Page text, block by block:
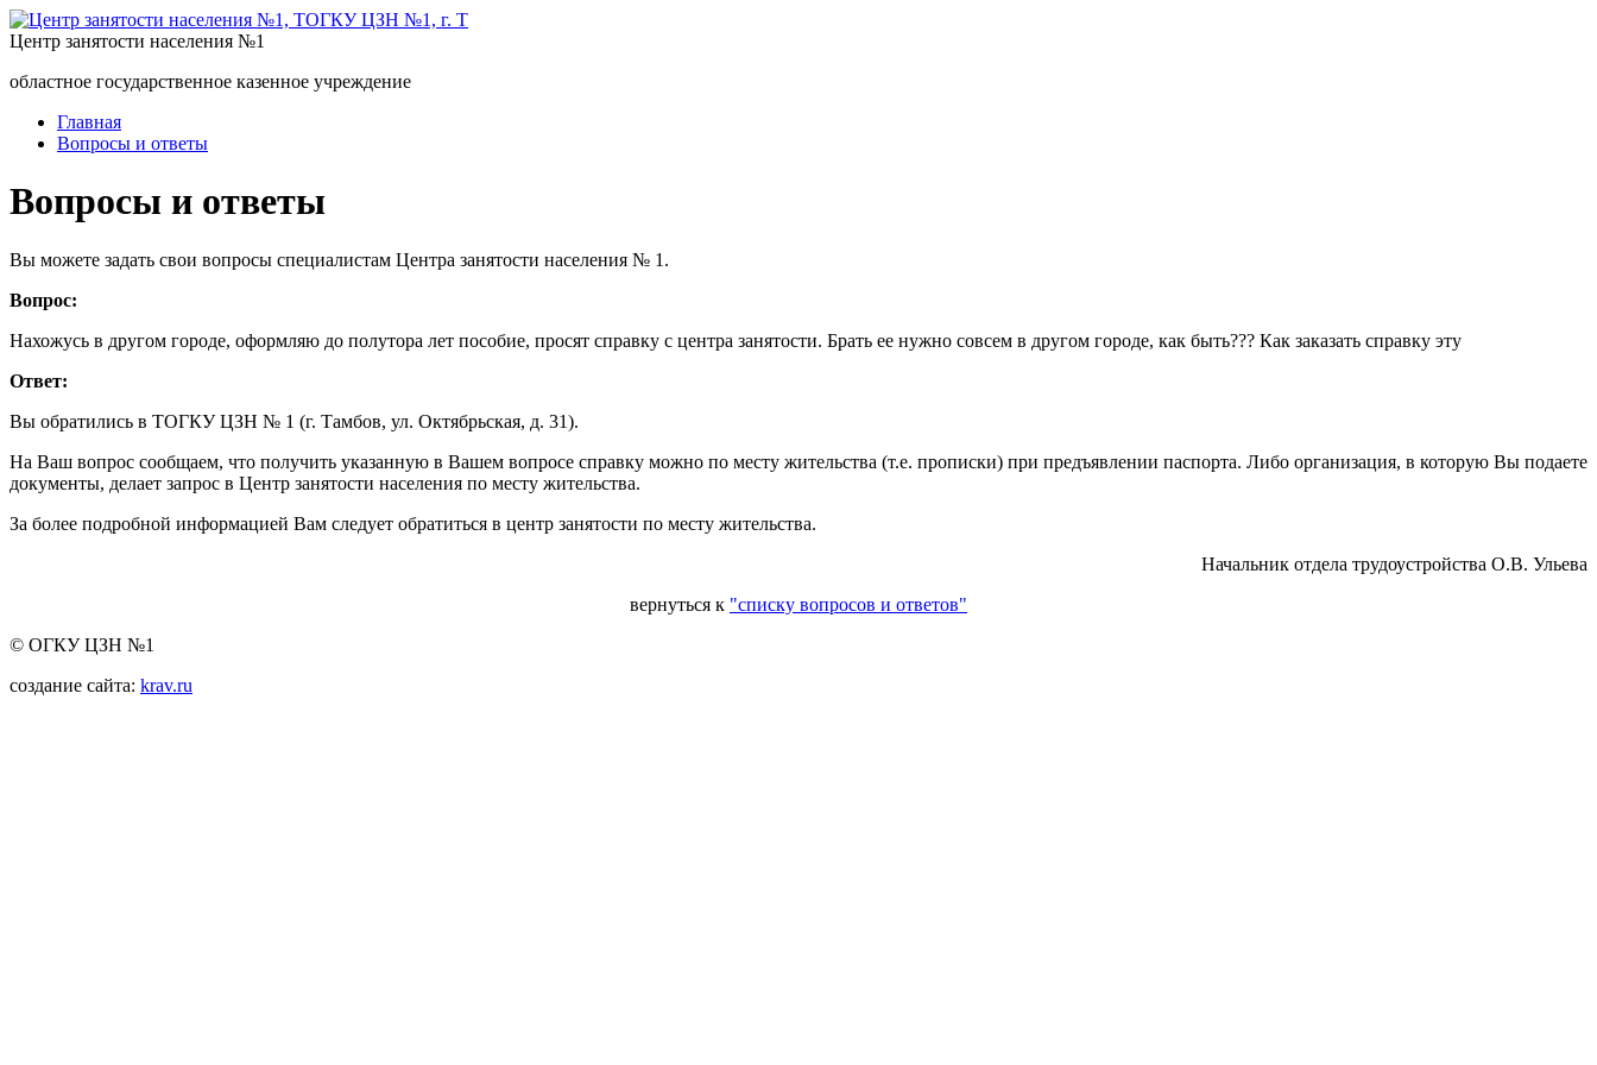
Центр занятости населения №1
областное государственное казенное учреждение
Главная
Вопросы и ответы
Вопросы и ответы
Вы можете задать свои вопросы специалистам Центра занятости населения № 1.
Вопрос:
Нахожусь в другом городе, оформляю до полутора лет пособие, просят справку с центра занятости. Брать ее нужно совсем в другом городе, как быть??? Как заказать справку эту
Ответ:
Вы обратились в ТОГКУ ЦЗН № 1 (г. Тамбов, ул. Октябрьская, д. 31).
На Ваш вопрос сообщаем, что получить указанную в Вашем вопросе справку можно по месту жительства (т.е. прописки) при предъявлении паспорта. Либо организация, в которую Вы подаете
документы, делает запрос в Центр занятости населения по месту жительства.
За более подробной информацией Вам следует обратиться в центр занятости по месту жительства.
Начальник отдела трудоустройства О.В. Ульева
вернуться к "списку вопросов и ответов"
© ОГКУ ЦЗН №1
создание сайта: krav.ru